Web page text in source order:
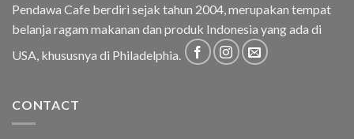
Pendawa Cafe berdiri sejak tahun 2004, merupakan tempat
belanja ragam makanan dan produk Indonesia yang ada di
USA, khususnya di Philadelphia.
CONTACT